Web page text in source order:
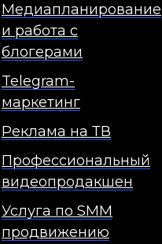
Медиапланирование
и работа с
блогерами
Telegram-
маркетинг
Реклама на ТВ
Профессиональный
видеопродакшен
Услуга по SMM
продвижению